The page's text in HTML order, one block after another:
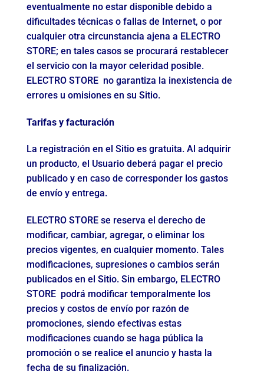
eventualmente no estar disponible debido a
dificultades técnicas o fallas de Internet, o por
cualquier otra circunstancia ajena a ELECTRO
STORE; en tales casos se procurará restablecer
el servicio con la mayor celeridad posible.
ELECTRO STORE no garantiza la inexistencia de
errores u omisiones en su Sitio.
Tarifas y facturación
La registración en el Sitio es gratuita. Al adquirir
un producto, el Usuario deberá pagar el precio
publicado y en caso de corresponder los gastos
de envío y entrega.
ELECTRO STORE se reserva el derecho de
modificar, cambiar, agregar, o eliminar los
precios vigentes, en cualquier momento. Tales
modificaciones, supresiones o cambios serán
publicados en el Sitio. Sin embargo, ELECTRO
STORE podrá modificar temporalmente los
precios y costos de envío por razón de
promociones, siendo efectivas estas
modificaciones cuando se haga pública la
promoción o se realice el anuncio y hasta la
fecha de su finalización.